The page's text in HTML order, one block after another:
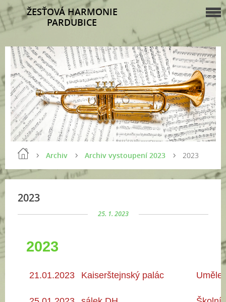
ŽESŤOVÁ HARMONIE
PARDUBICE
Archiv Archiv vystoupení 2023 2023
2023
25. 1. 2023
2023
21.01.2023 Kaiserštejnský palác